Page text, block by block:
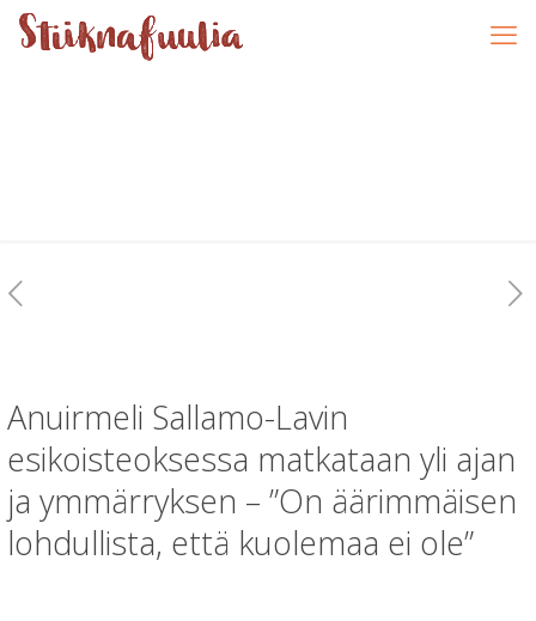
Anuirmeli Sallamo-Lavin
esikoisteoksessa matkataan yli ajan
ja ymmärryksen – ”On äärimmäisen
lohdullista, että kuolemaa ei ole”